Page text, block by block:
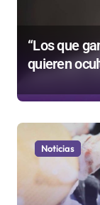
“Los que
quieren
Colegio de
“Ley
Noticias